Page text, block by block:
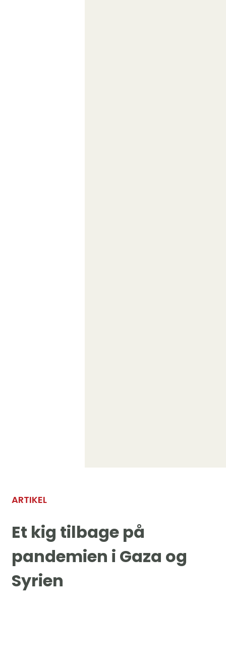
ARTIKEL
Et kig tilbage på
pandemien i Gaza og
Syrien